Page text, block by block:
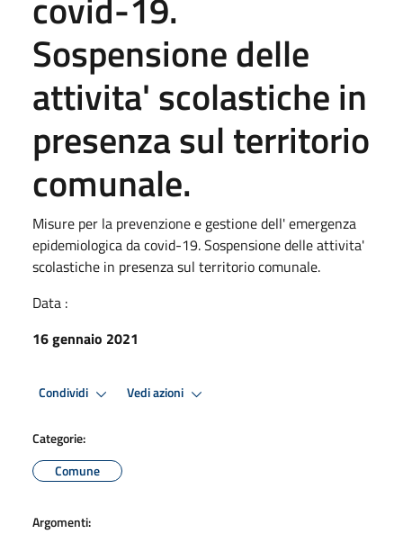
Sospensione delle
attivita' scolastiche in
presenza sul territorio
comunale.
Misure per la prevenzione e gestione dell' emergenza
epidemiologica da covid-19. Sospensione delle attivita'
scolastiche in presenza sul territorio comunale.
Data :
16 gennaio 2021
Condividi Vedi azioni
Categorie:
Comune
Argomenti: